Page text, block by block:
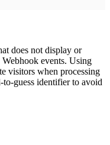
does not display or
events. Using
visitors when processing
to-guess identifier to avoid